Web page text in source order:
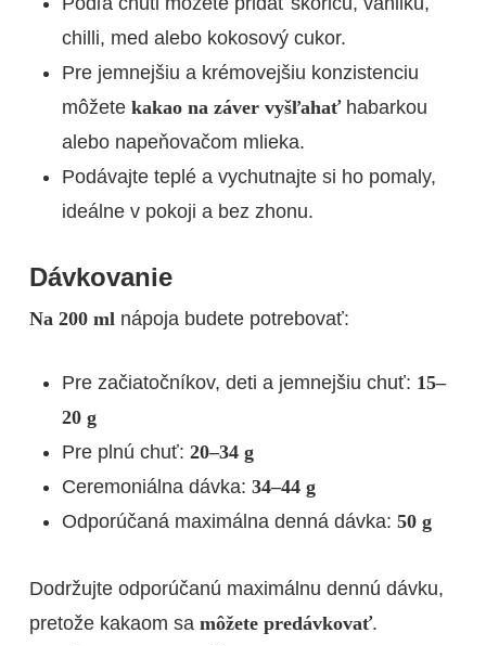
chilli, med alebo kokosový cukor.
Pre jemnejšiu a krémovejšiu konzistenciu
môžete kakao na záver vyšľahaťhabarkou
alebo napeňovačom mlieka.
Podávajte teplé a vychutnajte si ho pomaly,
ideálne v pokoji a bez zhonu.
Dávkovanie
Na 200 mlnápoja budete potrebovať:
Pre začiatočníkov, deti a jemnejšiu chuť: 15–
20 g
Pre plnú chuť: 20–34 g
Ceremoniálna dávka: 34–44 g
Odporúčaná maximálna denná dávka: 50 g
Dodržujte odporúčanú maximálnu dennú dávku,
pretože kakaom sa môžete predávkovať.